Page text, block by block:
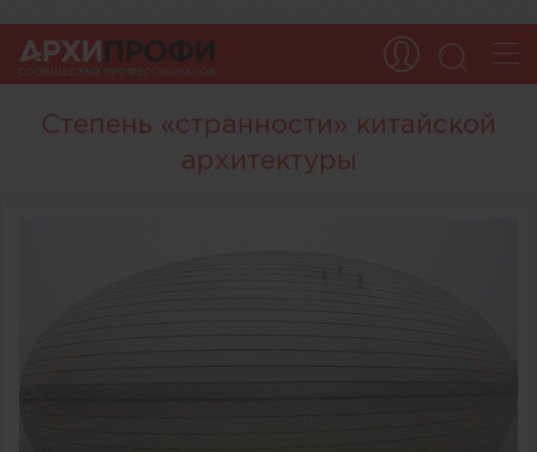
Степень «странности» китайской
архитектуры